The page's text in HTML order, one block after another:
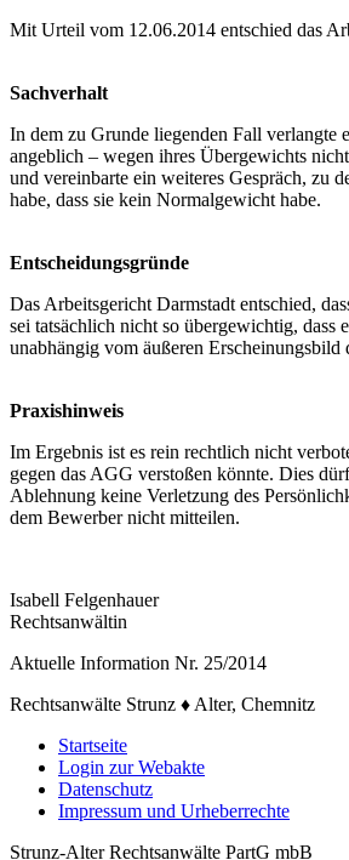
Mit Urteil vom 12.06.2014 entschied das
Sachverhalt
In dem zu Grunde liegenden Fall verlangte
angeblich – wegen ihres Übergewichts
und vereinbarte ein weiteres Gespräch, zu
habe, dass sie kein Normalgewicht habe.
Entscheidungsgründe
Das Arbeitsgericht Darmstadt entschied,
sei tatsächlich nicht so übergewichtig,
unabhängig vom äußeren
Praxishinweis
Im Ergebnis ist es rein rechtlich nicht
gegen das AGG verstoßen könnte. Dies
Ablehnung keine Verletzung des
dem Bewerber nicht mitteilen.
Isabell Felgenhauer
Rechtsanwältin
Aktuelle Information Nr. 25/2014
Rechtsanwälte Strunz ♦ Alter, Chemnitz
Startseite
Login zur Webakte
Datenschutz
Impressum und Urheberrechte
Strunz-Alter Rechtsanwälte PartG mbB